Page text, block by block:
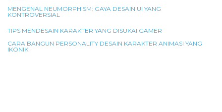
MENGENAL NEUMORPHISM: GAYA DESAIN UI YANG
KONTROVERSIAL
TIPS MENDESAIN KARAKTER YANG DISUKAI GAMER
CARA BANGUN PERSONALITY DESAIN KARAKTER ANIMASI YANG
IKONIK